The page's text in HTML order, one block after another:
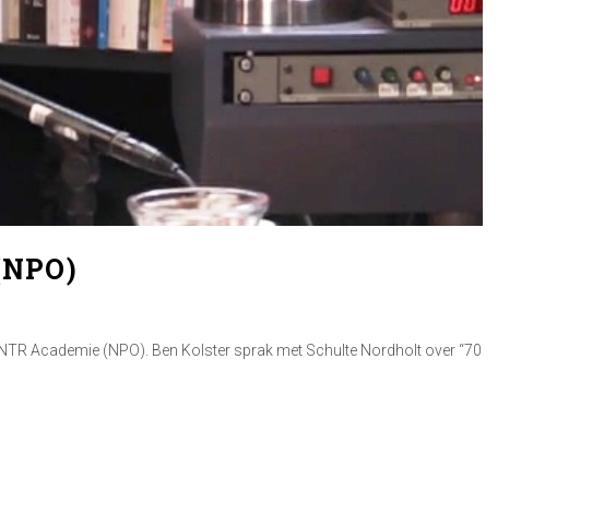
Academie (NPO). Ben Kolster sprak met Schulte Nordholt over “70